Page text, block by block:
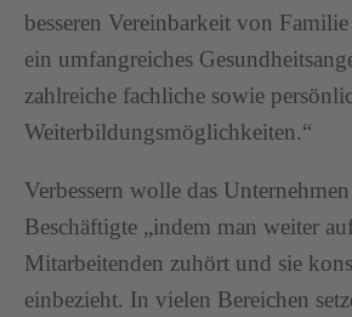
besseren Vereinbarkeit von
ein umfangreiches
zahlreiche fachliche sowie
Weiterbildungsmöglichkeiten.“
Verbessern wolle das
Beschäftigte „indem man weiter
Mitarbeitenden zuhört und sie
einbezieht. In vielen Bereichen